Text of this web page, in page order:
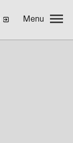
Menu